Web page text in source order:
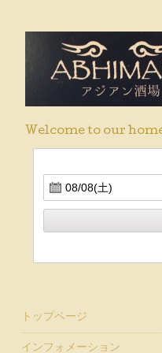
Welcome to our
トップページ
インフォメーション